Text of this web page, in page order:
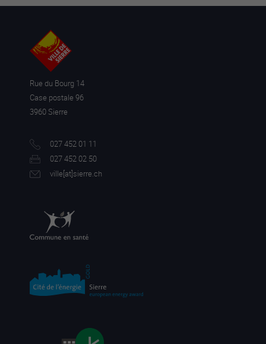
Rue du Bourg 14
Case postale 96
3960 Sierre
027 452 01 11
027 452 02 50
ville[at]sierre.ch